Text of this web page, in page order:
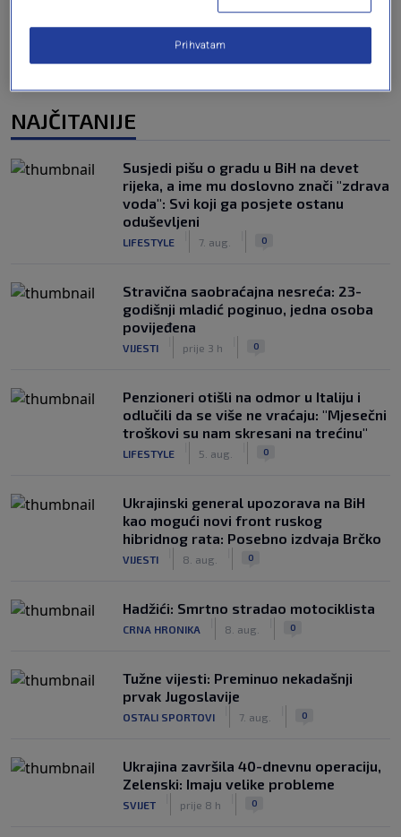
NAJČITANIJE
Susjedi pišu o gradu u BiH na devet
rijeka, a ime mu doslovno znači "zdrava
voda": Svi koji ga posjete ostanu
oduševljeni
LIFESTYLE 7. aug. 0
Stravična saobraćajna nesreća: 23-
godišnji mladić poginuo, jedna osoba
povijeđena
VIJESTI prije 3 h 0
Penzioneri otišli na odmor u Italiju i
odlučili da se više ne vraćaju: "Mjesečni
troškovi su nam skresani na trećinu"
LIFESTYLE 5. aug. 0
Ukrajinski general upozorava na BiH
kao mogući novi front ruskog
hibridnog rata: Posebno izdvaja Brčko
VIJESTI 8. aug. 0
Hadžići: Smrtno stradao motociklista
CRNA HRONIKA 8. aug. 0
Tužne vijesti: Preminuo nekadašnji
prvak Jugoslavije
OSTALI SPORTOVI 7. aug. 0
Ukrajina završila 40-dnevnu operaciju,
Zelenski: Imaju velike probleme
SVIJET prije 8 h 0
Prihvatam